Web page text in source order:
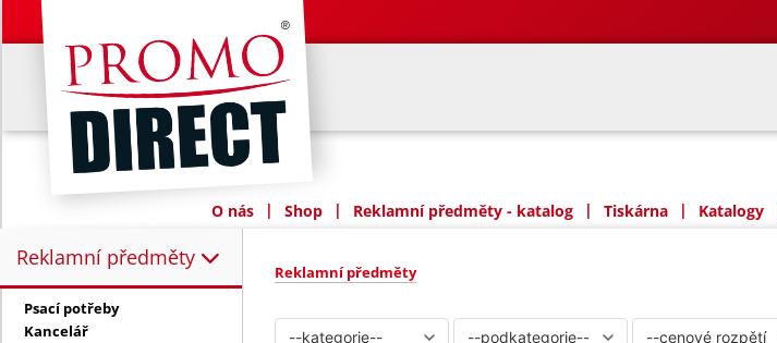
O nás | Shop | Reklamní předměty - katalog | Tiskárna | Katalogy
Reklamní předměty
Reklamní předměty:
Psací potřeby
Kancelář
Reklamní předměty